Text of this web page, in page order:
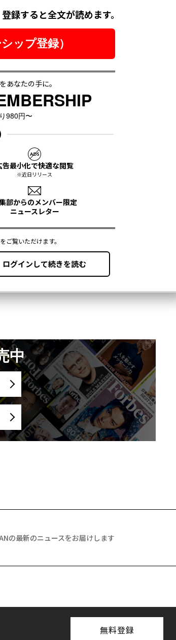
中
の最新のニュースをお届けします
無料登録